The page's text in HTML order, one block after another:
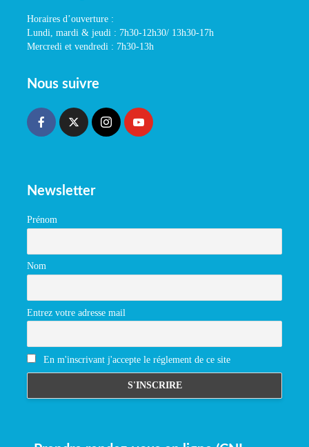
Horaires d’ouverture :
Lundi, mardi & jeudi : 7h30-12h30/ 13h30-17h
Mercredi et vendredi : 7h30-13h
Nous suivre
Newsletter
Prénom
Nom
Entrez votre adresse mail
En m'inscrivant j'accepte le réglement de ce site